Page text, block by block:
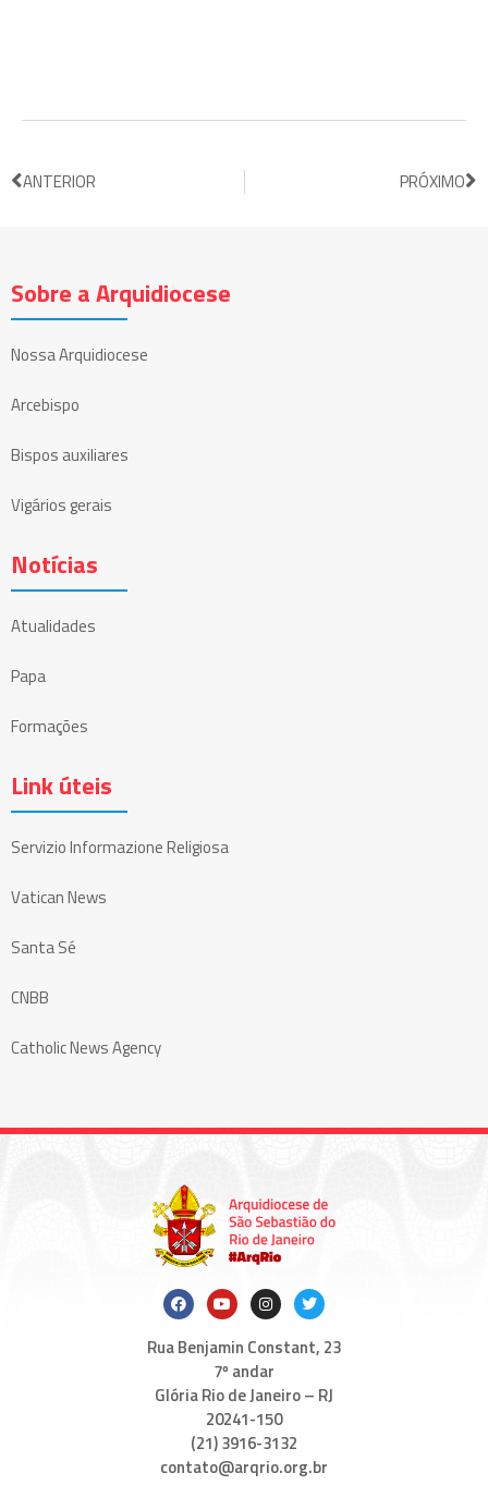
ANTERIOR PRÓXIMO
Sobre a Arquidiocese
Nossa Arquidiocese
Arcebispo
Bispos auxiliares
Vigários gerais
Notícias
Atualidades
Papa
Formações
Link úteis
Servizio Informazione Religiosa
Vatican News
Santa Sé
CNBB
Catholic News Agency
Rua Benjamin Constant, 23
7º andar
Glória Rio de Janeiro – RJ
20241-150
(21) 3916-3132
contato@arqrio.org.br